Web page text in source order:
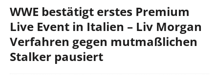
WWE bestätigt erstes Premium
Live Event in Italien – Liv Morgan
Verfahren gegen mutmaßlichen
Stalker pausiert